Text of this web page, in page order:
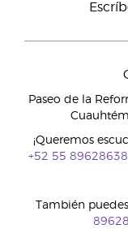
Paseo de la
¡Queremos
+52 55 89628638
También